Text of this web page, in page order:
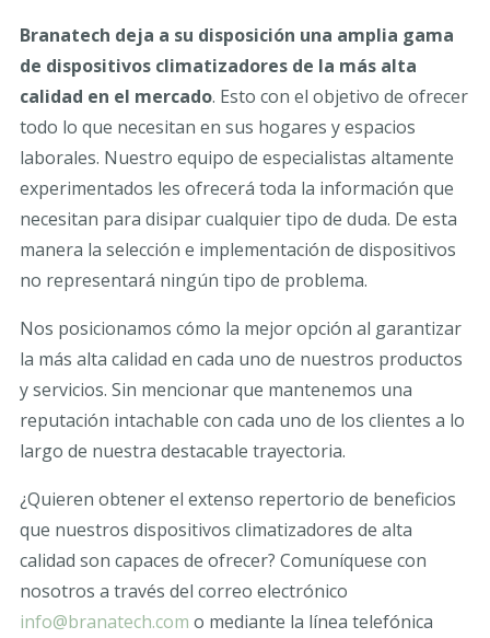
Branatech deja a su disposición una amplia gama
de dispositivos climatizadores de la más alta
calidad en el mercado. Esto con el objetivo de ofrecer
todo lo que necesitan en sus hogares y espacios
laborales. Nuestro equipo de especialistas altamente
experimentados les ofrecerá toda la información que
necesitan para disipar cualquier tipo de duda. De esta
manera la selección e implementación de dispositivos
no representará ningún tipo de problema.
Nos posicionamos cómo la mejor opción al garantizar
la más alta calidad en cada uno de nuestros productos
y servicios. Sin mencionar que mantenemos una
reputación intachable con cada uno de los clientes a lo
largo de nuestra destacable trayectoria.
¿Quieren obtener el extenso repertorio de beneficios
que nuestros dispositivos climatizadores de alta
calidad son capaces de ofrecer? Comuníquese con
nosotros a través del correo electrónico
info@branatech.com o mediante la línea telefónica